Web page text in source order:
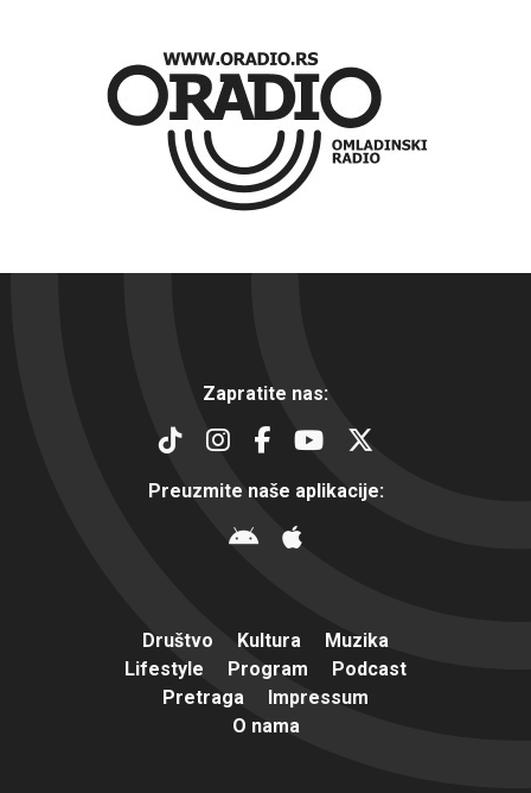
Zapratite nas:
Preuzmite naše aplikacije:
Društvo Kultura
Muzika
Lifestyle
Program
Podcast
Pretraga
Impressum
O nama